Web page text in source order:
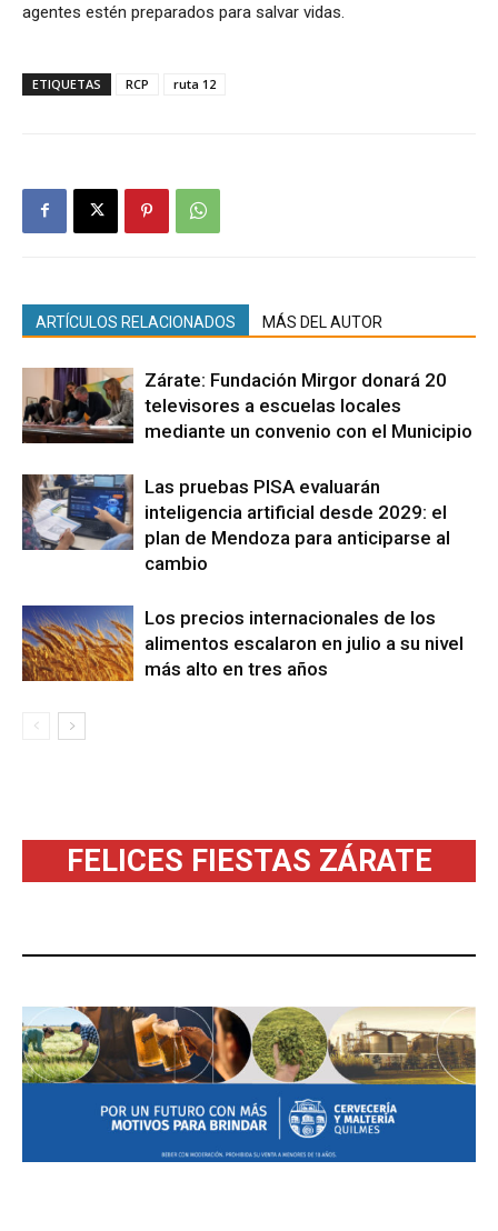
agentes estén preparados para salvar vidas.
ETIQUETAS RCP ruta 12
ARTÍCULOS RELACIONADOS MÁS DEL AUTOR
Zárate: Fundación Mirgor donará 20
televisores a escuelas locales
mediante un convenio con el Municipio
Las pruebas PISA evaluarán
inteligencia artificial desde 2029: el
plan de Mendoza para anticiparse al
cambio
Los precios internacionales de los
alimentos escalaron en julio a su nivel
más alto en tres años
FELICES FIESTAS ZÁRATE